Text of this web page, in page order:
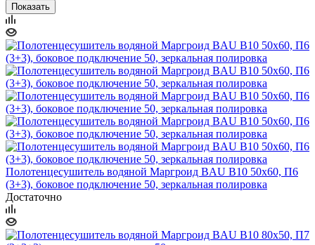
Показать
Полотенцесушитель водяной Маргроид BAU В10 50х60, П6
(3+3), боковое подключение 50, зеркальная полировка
Достаточно